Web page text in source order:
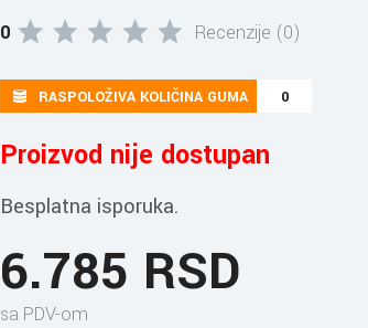
0
Recenzije (0)
RASPOLOŽIVA KOLIČINA GUMA 0
Proizvod nije dostupan
Besplatna isporuka.
6.785 RSD
sa PDV-om